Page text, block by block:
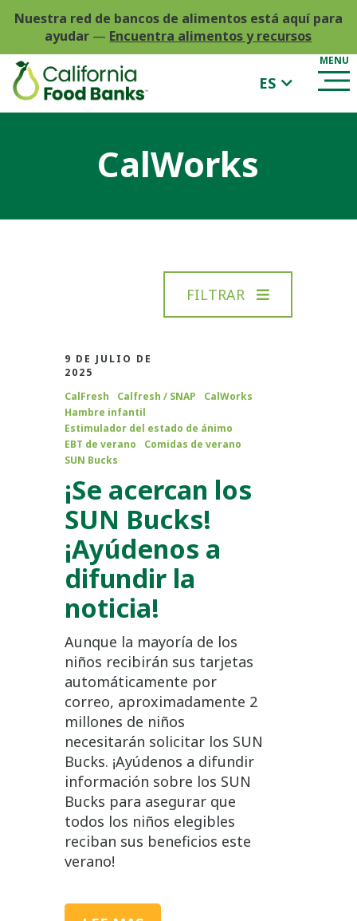
Nuestra red de bancos de alimentos está aquí para
ayudar — Encuentra alimentos y recursos
ES
CalWorks
FILTRAR
9 DE JULIO DE
2025
CalFresh
Calfresh / SNAP
CalWorks
Hambre infantil
Estimulador del estado de ánimo
EBT de verano
Comidas de verano
SUN Bucks
¡Se acercan los
SUN Bucks!
¡Ayúdenos a
difundir la
noticia!
Aunque la mayoría de los
niños recibirán sus tarjetas
automáticamente por
correo, aproximadamente 2
millones de niños
necesitarán solicitar los SUN
Bucks. ¡Ayúdenos a difundir
información sobre los SUN
Bucks para asegurar que
todos los niños elegibles
reciban sus beneficios este
verano!